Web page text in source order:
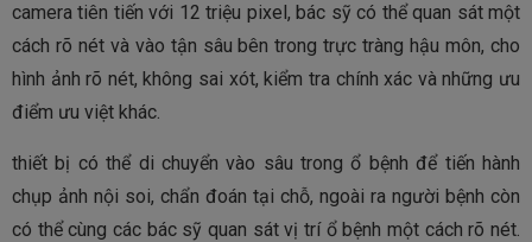
camera tiên tiến với 12 triệu pixel, bác sỹ có thể quan sát một
cách rõ nét và vào tận sâu bên trong trực tràng hậu môn, cho
hình ảnh rõ nét, không sai xót, kiểm tra chính xác và những ưu
điểm ưu việt khác.
thiết bị có thể di chuyển vào sâu trong ổ bệnh để tiến hành
chụp ảnh nội soi, chẩn đoán tại chỗ, ngoài ra người bệnh còn
có thể cùng các bác sỹ quan sát vị trí ổ bệnh một cách rõ nét.